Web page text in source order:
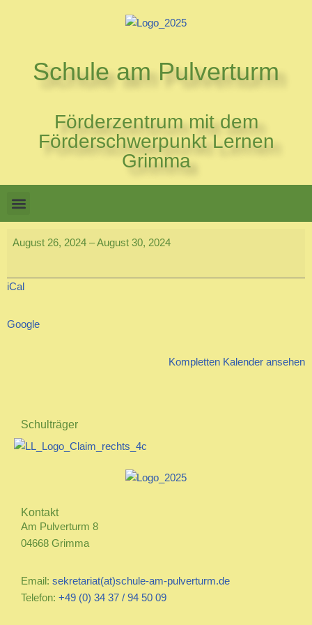
springenSchule am Pulverturm
Förderzentrum mit dem
Förderschwerpunkt Lernen
Grimma
August 26, 2024 –August 30, 2024
iCal
Google
Kompletten Kalender ansehen
Schulträger
Kontakt
Am Pulverturm 8
04668 Grimma
Email: sekretariat(at)schule-am-pulverturm.de
Telefon: +49 (0) 34 37 / 94 50 09